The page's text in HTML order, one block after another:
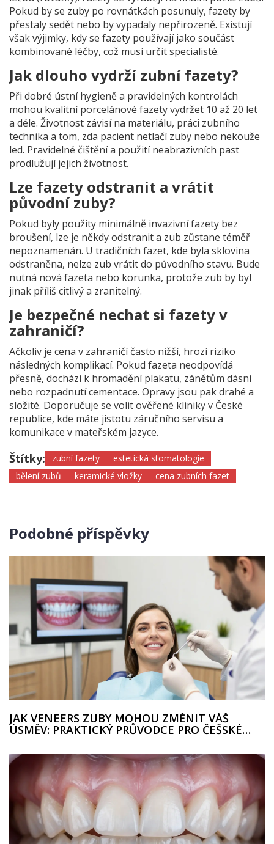
Pokud by se zuby po rovnátkách posunuly, fazety by
přestaly sedět nebo by vypadaly nepřirozeně. Existují
však výjimky, kdy se fazety používají jako součást
kombinované léčby, což musí určit specialisté.
Jak dlouho vydrží zubní fazety?
Při dobré ústní hygieně a pravidelných kontrolách
mohou kvalitní porcelánové fazety vydržet 10 až 20 let
a déle. Životnost závisí na materiálu, práci zubního
technika a tom, zda pacient netlačí zuby nebo nekouže
led. Pravidelné čištění a použití neabrazivních past
prodlužují jejich životnost.
Lze fazety odstranit a vrátit
původní zuby?
Pokud byly použity minimálně invazivní fazety bez
broušení, lze je někdy odstranit a zub zůstane téměř
nepoznamenán. U tradičních fazet, kde byla sklovina
odstraněna, nelze zub vrátit do původního stavu. Bude
nutná nová fazeta nebo korunka, protože zub by byl
jinak příliš citlivý a zranitelný.
Je bezpečné nechat si fazety v
zahraničí?
Ačkoliv je cena v zahraničí často nižší, hrozí riziko
následných komplikací. Pokud fazeta neodpovídá
přesně, dochází k hromadění plakatu, zánětům dásní
nebo rozpadnutí cementace. Opravy jsou pak drahé a
složité. Doporučuje se volit ověřené kliniky v České
republice, kde máte jistotu záručního servisu a
komunikace v mateřském jazyce.
Štítky: zubní fazety
estetická stomatologie
bělení zubů
keramické vložky cena zubních fazet
Podobné příspěvky
JAK VENEERS ZUBY MOHOU ZMĚNIT VÁŠ
ÚSMĚV: PRAKTICKÝ PRŮVODCE PRO ČEŠSKÉ